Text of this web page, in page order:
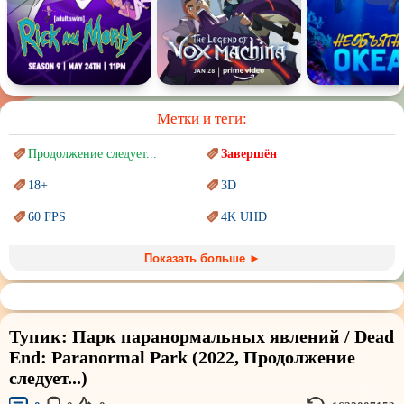
Метки и теги:
Продолжение следует... Завершён
18+ 3D
60 FPS 4K UHD
Marvel PIXAR
Sci-Fi (Научнаяфантастика) Trash (трэш) movies
Авангард иСюрреализм Ангелы и Демоны
Аниме
Показать больше ►
Тупик: Парк паранормальных явлений / Dead
End: Paranormal Park (2022, Продолжение
следует...)